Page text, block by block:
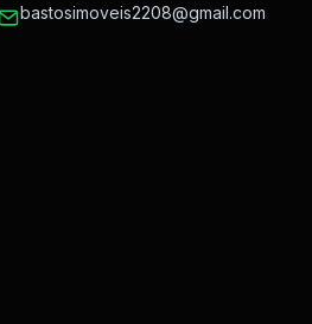
bastosimoveis2208@gmail.com